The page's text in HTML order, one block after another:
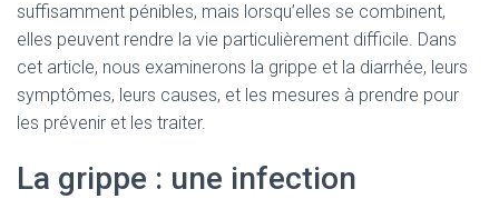
suffisamment pénibles, mais lorsqu’elles se combinent,
elles peuvent rendre la vie particulièrement difficile. Dans
cet article, nous examinerons la grippe et la diarrhée, leurs
symptômes, leurs causes, et les mesures à prendre pour
les prévenir et les traiter.
La grippe : une infection